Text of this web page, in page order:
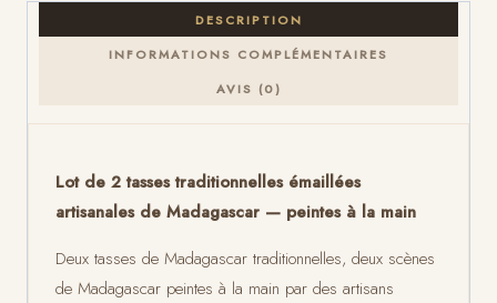
DESCRIPTION
INFORMATIONS COMPLÉMENTAIRES
AVIS (0)
Lot de 2 tasses traditionnelles émaillées
artisanales de Madagascar — peintes à la main
Deux tasses de Madagascar traditionnelles, deux scènes
de Madagascar peintes à la main par des artisans
Inscrivez-vous pour recevoir votre réduction.
M’INSCRIRE
NON, MERCI